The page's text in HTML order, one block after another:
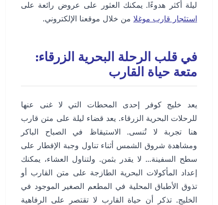
ليلة أكثر هدوءًا. يمكنك العثور على عروض رائعة على
استئجار قارب موغلا من خلال موقعنا الإلكتروني.
في قلب الرحلة البحرية الزرقاء:
متعة حياة القارب
يعد خليج كوفر إحدى المحطات التي لا غنى عنها
للرحلات البحرية الزرقاء. يعد قضاء ليلة على متن قارب
هنا تجربة لا تُنسى. الاستيقاظ في الصباح الباكر
ومشاهدة شروق الشمس أثناء تناول وجبة الإفطار على
سطح السفينة... لا يقدر بثمن. ولتناول العشاء، يمكنك
إعداد المأكولات البحرية الطازجة على متن القارب أو
تذوق الأطباق المحلية في المطعم الصغير الموجود في
الخليج. تذكر أن حياة القارب لا تقتصر على الرفاهية